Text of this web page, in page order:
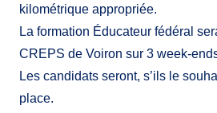
kilométrique appropriée.
La formation Éducateur fédéral
CREPS de Voiron sur 3 week-
Les candidats seront, s’ils le
place.